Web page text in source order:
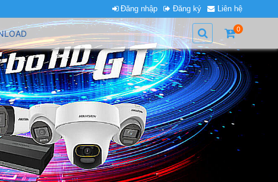
Đăng nhập Đăng ký Liên hệ
0